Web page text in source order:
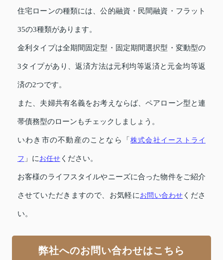
住宅ローンの種類には、公的融資・民間融資・フラット
35の3種類があります。
金利タイプは全期間固定型・固定期間選択型・変動型の
3タイプがあり、返済方法は元利均等返済と元金均等返
済の2つです。
また、夫婦共有名義をお考えならば、ペアローン型と連
帯債務型のローンもチェックしましょう。
いわき市の不動産のことなら「株式会社イーストライ
フ 」にお任せ ください。
お客様のライフスタイルやニーズに合った物件をご紹介
させていただきますので、お気軽にお問い合わせ くださ
い。
弊社へのお問い合わせはこちら